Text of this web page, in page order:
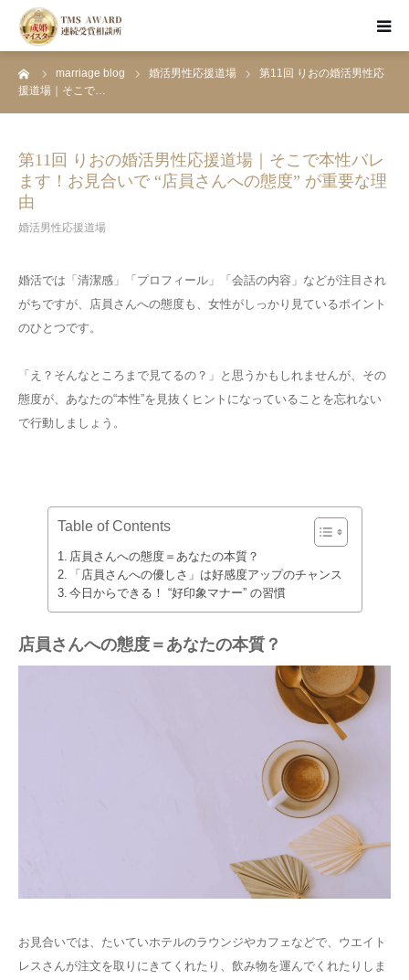
marriage blog 婚活男性応援道場
第11回 りおの婚活男性応
援道場｜そこで…
第11回 りおの婚活男性応援道場｜そこで本性バレ
ます！お見合いで “店員さんへの態度” が重要な理
由
婚活男性応援道場
婚活では「清潔感」「プロフィール」「会話の内容」などが注目され
がちですが、店員さんへの態度も、女性がしっかり見ているポイント
のひとつです。
「え？そんなところまで見てるの？」と思うかもしれませんが、その
態度が、あなたの“本性”を見抜くヒントになっていることを忘れない
で行動しましょう。
Table of Contents
店員さんへの態度＝あなたの本質？
「店員さんへの優しさ」は好感度アップのチャンス
今日からできる！ “好印象マナー” の習慣
店員さんへの態度＝あなたの本質？
お見合いでは、たいていホテルのラウンジやカフェなどで、ウエイト
レスさんが注文を取りにきてくれたり、飲み物を運んでくれたりしま
HOME
資料請求・面談予約
成婚者のSTORY
婚活ブログ